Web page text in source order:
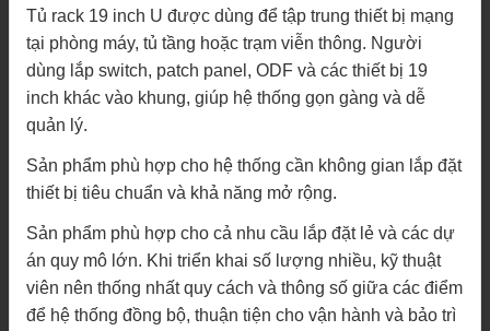
Tủ rack 19 inch U được dùng để tập trung thiết bị mạng
tại phòng máy, tủ tầng hoặc trạm viễn thông. Người
dùng lắp switch, patch panel, ODF và các thiết bị 19
inch khác vào khung, giúp hệ thống gọn gàng và dễ
quản lý.
Sản phẩm phù hợp cho hệ thống cần không gian lắp đặt
thiết bị tiêu chuẩn và khả năng mở rộng.
Sản phẩm phù hợp cho cả nhu cầu lắp đặt lẻ và các dự
án quy mô lớn. Khi triển khai số lượng nhiều, kỹ thuật
viên nên thống nhất quy cách và thông số giữa các điểm
để hệ thống đồng bộ, thuận tiện cho vận hành và bảo trì